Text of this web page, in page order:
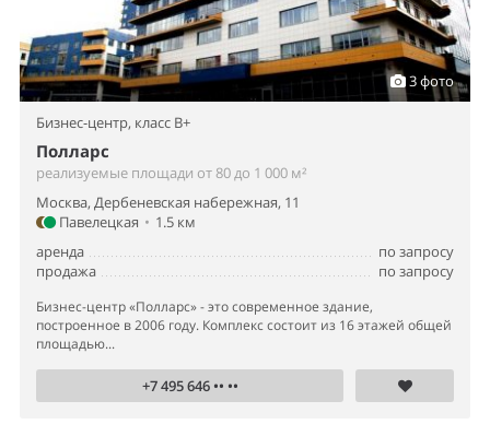
3 фото
Бизнес-центр, класс B+
Полларс
реализуемые площади от 80 до 1 000 м²
Москва, Дербеневская набережная, 11
Павелецкая • 1.5 км
по запросу
аренда
по запросу
продажа
Бизнес-центр «Полларс» - это современное здание,
построенное в 2006 году. Комплекс состоит из 16 этажей общей
площадью...
+7 495 646 •• ••